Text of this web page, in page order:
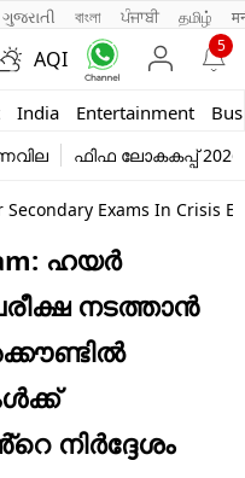
ગુજરાતી বাংলা ਪੰਜਾਬੀ தமிழ்
AQI
5
India Entertainment
ഫിഫ ലോകകപ്പ് 2026
Secondary Exams In Crisis
ഹയർ
നടത്താൻ
നിർദ്ദേശം